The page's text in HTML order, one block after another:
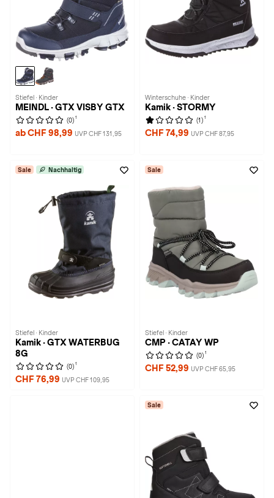
Stiefel · Kinder
MEINDL · GTX VISBY GTX
(0) 1
ab CHF 98,99 UVP CHF 131,95
Winterschuhe · Kinder
Kamik · STORMY
(1) 1
CHF 74,99 UVP CHF 87,95
Sale Nachhaltig
Stiefel · Kinder
Kamik · GTX WATERBUG
8G
(0) 1
CHF 76,99 UVP CHF 109,95
Sale
Stiefel · Kinder
CMP · CATAY WP
(0) 1
CHF 52,99 UVP CHF 65,95
Sale